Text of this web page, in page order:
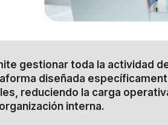
gestionar toda la actividad
diseñada
reduciendo la carga
interna.